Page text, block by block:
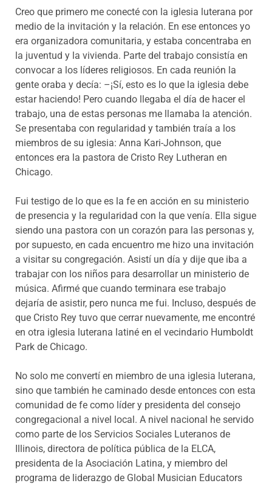
Creo que primero me conecté con la iglesia luterana por
medio de la invitación y la relación. En ese entonces yo
era organizadora comunitaria, y estaba concentraba en
la juventud y la vivienda. Parte del trabajo consistía en
convocar a los líderes religiosos. En cada reunión la
gente oraba y decía: –¡Sí, esto es lo que la iglesia debe
estar haciendo! Pero cuando llegaba el día de hacer el
trabajo, una de estas personas me llamaba la atención.
Se presentaba con regularidad y también traía a los
miembros de su iglesia: Anna Kari-Johnson, que
entonces era la pastora de Cristo Rey Lutheran en
Chicago.
Fui testigo de lo que es la fe en acción en su ministerio
de presencia y la regularidad con la que venía. Ella sigue
siendo una pastora con un corazón para las personas y,
por supuesto, en cada encuentro me hizo una invitación
a visitar su congregación. Asistí un día y dije que iba a
trabajar con los niños para desarrollar un ministerio de
música. Afirmé que cuando terminara ese trabajo
dejaría de asistir, pero nunca me fui. Incluso, después de
que Cristo Rey tuvo que cerrar nuevamente, me encontré
en otra iglesia luterana latiné en el vecindario Humboldt
Park de Chicago.
No solo me convertí en miembro de una iglesia luterana,
sino que también he caminado desde entonces con esta
comunidad de fe como líder y presidenta del consejo
congregacional a nivel local. A nivel nacional he servido
como parte de los Servicios Sociales Luteranos de
Illinois, directora de política pública de la ELCA,
presidenta de la Asociación Latina, y miembro del
programa de liderazgo de Global Musician Educators